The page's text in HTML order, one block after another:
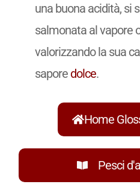
una buona acidità, si
salmonata al vapore
valorizzando la sua
sapore dolce.
Home
Pesci